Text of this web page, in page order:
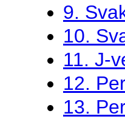
9.
10.
11. J-
12.
13.